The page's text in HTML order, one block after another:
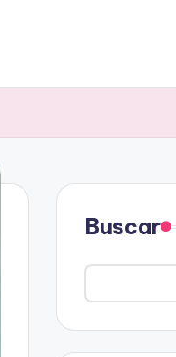
Buscar